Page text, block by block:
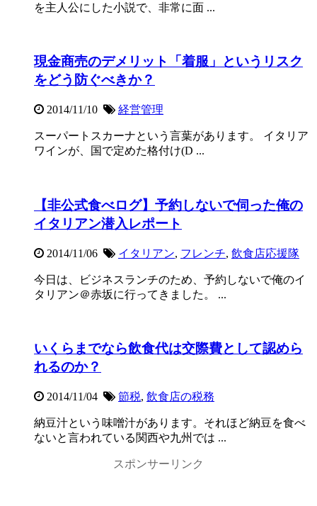
を主人公にした小説で、非常に面 ...
現金商売のデメリット「着服」というリスク
をどう防ぐべきか？
2014/11/10 経営管理
スーパートスカーナという言葉があります。 イタリア
ワインが、国で定めた格付け(D ...
【非公式食べログ】予約しないで伺った俺の
イタリアン潜入レポート
2014/11/06 イタリアン, フレンチ, 飲食店応援隊
今日は、ビジネスランチのため、予約しないで俺のイ
タリアン＠赤坂に行ってきました。 ...
いくらまでなら飲食代は交際費として認めら
れるのか？
2014/11/04 節税, 飲食店の税務
納豆汁という味噌汁があります。それほど納豆を食べ
ないと言われている関西や九州では ...
スポンサーリンク